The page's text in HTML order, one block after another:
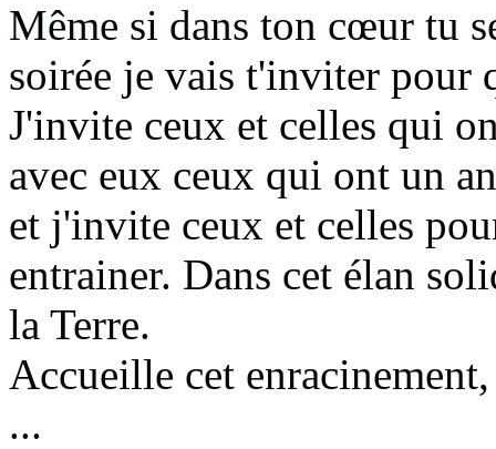
Même si dans ton cœur tu
soirée je vais t'inviter pour
J'invite ceux et celles qui
avec eux ceux qui ont un
et j'invite ceux et celles
entrainer. Dans cet élan
la Terre.
Accueille cet
...